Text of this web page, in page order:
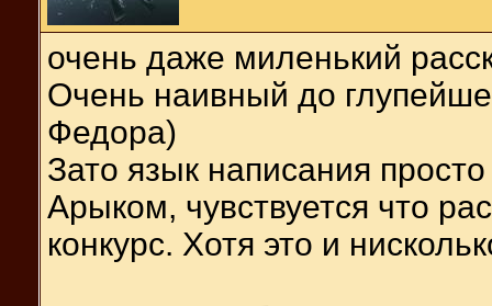
очень даже миленький
Очень наивный до
Федора)
Зато язык написания
Арыком, чувствуется что
конкурс. Хотя это и